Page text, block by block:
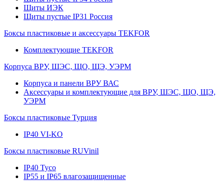
Щиты ИЭК
Щиты пустые IP31 Россия
Боксы пластиковые и аксессуары TEKFOR
Комплектующие TEKFOR
Корпуса ВРУ, ШЭС, ЩО, ЩЭ, УЭРМ
Корпуса и панели ВРУ ВАС
Аксессуары и комплектующие для ВРУ, ШЭС, ЩО, ЩЭ,
УЭРМ
Боксы пластиковые Турция
IP40 VI-KO
Боксы пластиковые RUVinil
IP40 Тусо
IP55 и IP65 влагозащищенные